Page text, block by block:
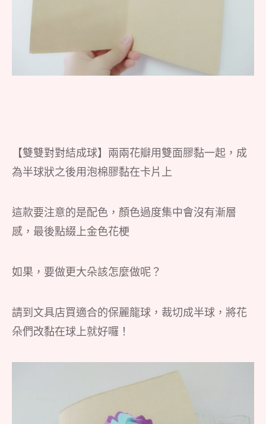
【雙雙對對結成球】兩兩花瓣用雙面膠黏一起，成
為半球狀之後用泡棉膠黏在卡片上
這款要注意的是配色，顏色過度集中會沒有漸層
感，最後點綴上金色花梗
如果，要做更大朵該怎麼做呢？
請到文具店買適合的保麗龍球，裁切成半球，將花
朵們改黏在球上就好囉！